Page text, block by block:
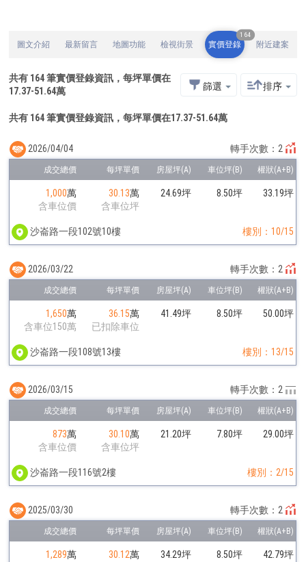
圖文介紹 最新留言 地圖功能 檢視街景 實價登錄
164
附近建案
共有 164筆實價登錄資訊，每坪單價在
17.37-51.64萬 篩選 排序
共有 164 筆實價登錄資訊，每坪單價在17.37-51.64萬
1,000萬
含車位價
30.13萬
含車位坪
24.69坪 8.50坪 33.19坪
沙崙路一段102號10樓 樓別：10/15
2026/04/04 轉手次數：2
1,650萬
含車位150萬
36.15萬
已扣除車位
41.49坪 8.50坪 50.00坪
沙崙路一段108號13樓 樓別：13/15
2026/03/22 轉手次數：2
873萬
含車位價
30.10萬
含車位坪
21.20坪 7.80坪 29.00坪
沙崙路一段116號2樓 樓別：2/15
2026/03/15 轉手次數：2
1,289萬
30.12萬
34.29坪 8.50坪 42.79坪
2025/03/30 轉手次數：2